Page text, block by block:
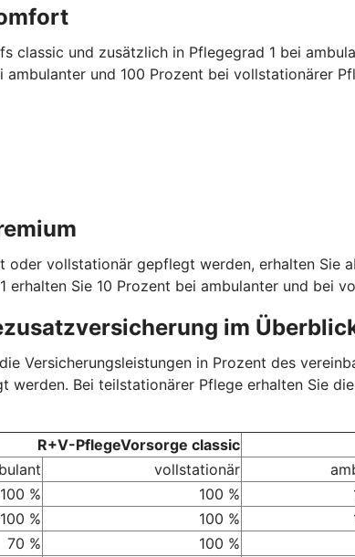
classic und zusätzlich in Pflegegrad 1 bei
und 100 Prozent bei vollstationärer
oder vollstationär gepflegt werden, erhalten Sie
erhalten Sie 10 Prozent bei ambulanter und bei
im
Versicherungsleistungen in Prozent des
werden. Bei teilstationärer Pflege erhalten Sie
R+V-PflegeVorsorge classic
vollstationär
100 % 100 %
100 % 100 %
70 % 100 %